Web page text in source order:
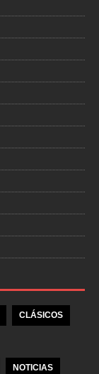
CLÁSICOS
NOTICIAS